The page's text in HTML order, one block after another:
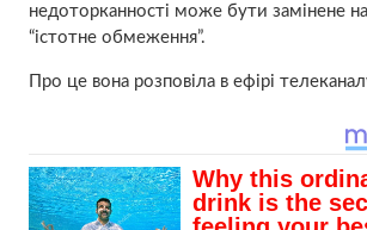
недоторканності може бути замінене на
“істотне обмеження”.
Про це вона розповіла в ефірі